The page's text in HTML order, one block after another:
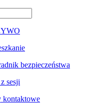
bezpieczeństwa
sesji
kontaktowe